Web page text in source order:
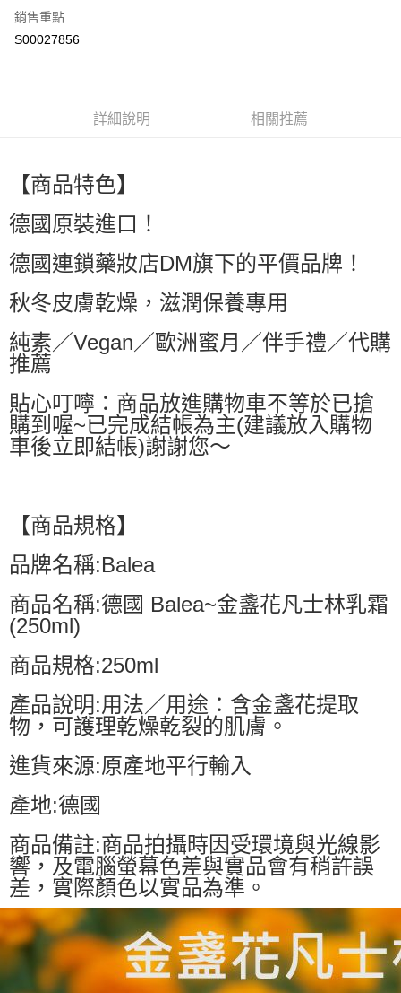
ATM付款
萊爾富取貨付款
每筆NT$60，滿NT$599(含以上)免運費
付款後萊爾富取貨
每筆NT$60，滿NT$599(含以上)免運費
7-11付款取貨
每筆NT$60，滿NT$599(含以上)免運費
付款後7-11取貨
每筆NT$60，滿NT$599(含以上)免運費
宅配
每筆NT$80，滿NT$799(含以上)免運費
銷售重點
S00027856
詳細說明 相關推薦
【商品特色】
德國原裝進口！
德國連鎖藥妝店DM旗下的平價品牌！
秋冬皮膚乾燥，滋潤保養專用
純素／Vegan／歐洲蜜月／伴手禮／代購
推薦
貼心叮嚀：商品放進購物車不等於已搶
購到喔~已完成結帳為主(建議放入購物
車後立即結帳)謝謝您～
【商品規格】
品牌名稱:Balea
商品名稱:德國 Balea~金盞花凡士林乳霜
(250ml)
商品規格:250ml
產品說明:用法／用途：含金盞花提取
物，可護理乾燥乾裂的肌膚。
進貨來源:原產地平行輸入
產地:德國
商品備註:商品拍攝時因受環境與光線影
響，及電腦螢幕色差與實品會有稍許誤
差，實際顏色以實品為準。